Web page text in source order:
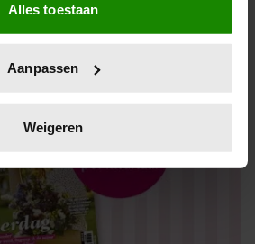
over uw geografische locatie,
nauwkeurig kan zijn
(fingerprinting)
in het
om content en advertenties te
voor social media te bieden
Alles toestaan
Aanpassen
Weigeren